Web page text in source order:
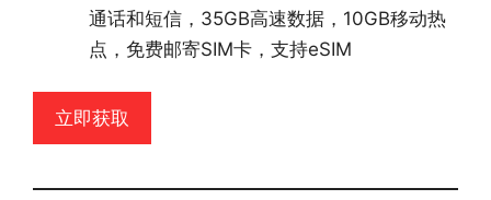
通话和短信，35GB高速数据，10GB移动热
点，免费邮寄SIM卡，支持eSIM
立即获取